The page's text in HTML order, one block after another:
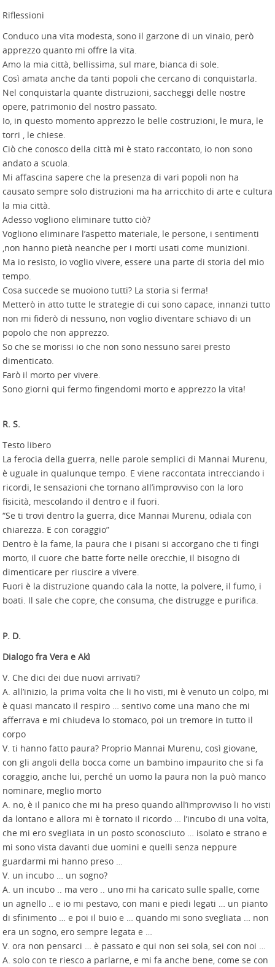
Riflessioni
Conduco una vita modesta, sono il garzone di un vinaio, però
apprezzo quanto mi offre la vita.
Amo la mia città, bellissima, sul mare, bianca di sole.
Così amata anche da tanti popoli che cercano di conquistarla.
Nel conquistarla quante distruzioni, saccheggi delle nostre
opere, patrimonio del nostro passato.
Io, in questo momento apprezzo le belle costruzioni, le mura, le
torri , le chiese.
Ciò che conosco della città mi è stato raccontato, io non sono
andato a scuola.
Mi affascina sapere che la presenza di vari popoli non ha
causato sempre solo distruzioni ma ha arricchito di arte e cultura
la mia città.
Adesso vogliono eliminare tutto ciò?
Vogliono eliminare l’aspetto materiale, le persone, i sentimenti
,non hanno pietà neanche per i morti usati come munizioni.
Ma io resisto, io voglio vivere, essere una parte di storia del mio
tempo.
Cosa succede se muoiono tutti? La storia si ferma!
Metterò in atto tutte le strategie di cui sono capace, innanzi tutto
non mi fiderò di nessuno, non voglio diventare schiavo di un
popolo che non apprezzo.
So che se morissi io che non sono nessuno sarei presto
dimenticato.
Farò il morto per vivere.
Sono giorni qui fermo fingendomi morto e apprezzo la vita!
R. S.
Testo libero
La ferocia della guerra, nelle parole semplici di Mannai Murenu,
è uguale in qualunque tempo. E viene raccontata intrecciando i
ricordi, le sensazioni che tornano all’improvviso con la loro
fisicità, mescolando il dentro e il fuori.
“Se ti trovi dentro la guerra, dice Mannai Murenu, odiala con
chiarezza. E con coraggio”
Dentro è la fame, la paura che i pisani si accorgano che ti fingi
morto, il cuore che batte forte nelle orecchie, il bisogno di
dimenticare per riuscire a vivere.
Fuori è la distruzione quando cala la notte, la polvere, il fumo, i
boati. Il sale che copre, che consuma, che distrugge e purifica.
P. D.
Dialogo fra Vera e Akì
V. Che dici dei due nuovi arrivati?
A. all’inizio, la prima volta che li ho visti, mi è venuto un colpo, mi
è quasi mancato il respiro … sentivo come una mano che mi
afferrava e mi chiudeva lo stomaco, poi un tremore in tutto il
corpo
V. ti hanno fatto paura? Proprio Mannai Murenu, così giovane,
con gli angoli della bocca come un bambino impaurito che si fa
coraggio, anche lui, perché un uomo la paura non la può manco
nominare, meglio morto
A. no, è il panico che mi ha preso quando all’improvviso li ho visti
da lontano e allora mi è tornato il ricordo … l’incubo di una volta,
che mi ero svegliata in un posto sconosciuto … isolato e strano e
mi sono vista davanti due uomini e quelli senza neppure
guardarmi mi hanno preso …
V. un incubo … un sogno?
A. un incubo .. ma vero .. uno mi ha caricato sulle spalle, come
un agnello .. e io mi pestavo, con mani e piedi legati … un pianto
di sfinimento … e poi il buio e … quando mi sono svegliata … non
era un sogno, ero sempre legata e …
V. ora non pensarci … è passato e qui non sei sola, sei con noi …
A. solo con te riesco a parlarne, e mi fa anche bene, come se con